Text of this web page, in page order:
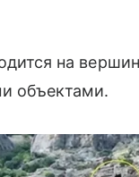
на
объектами.